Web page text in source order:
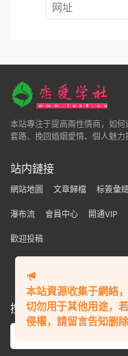
本站專注于提高兩性情商，如
套路、挽回婚姻愛情、個人魅
站内鏈接
網站地圖 文章歸檔 标簽彙
瀑布流 會員中心 開通VIP
歡迎投稿
搜索本站精品資源
本站資源收集于網絡
切勿用于其他用途，
侵權，請留言告知删除